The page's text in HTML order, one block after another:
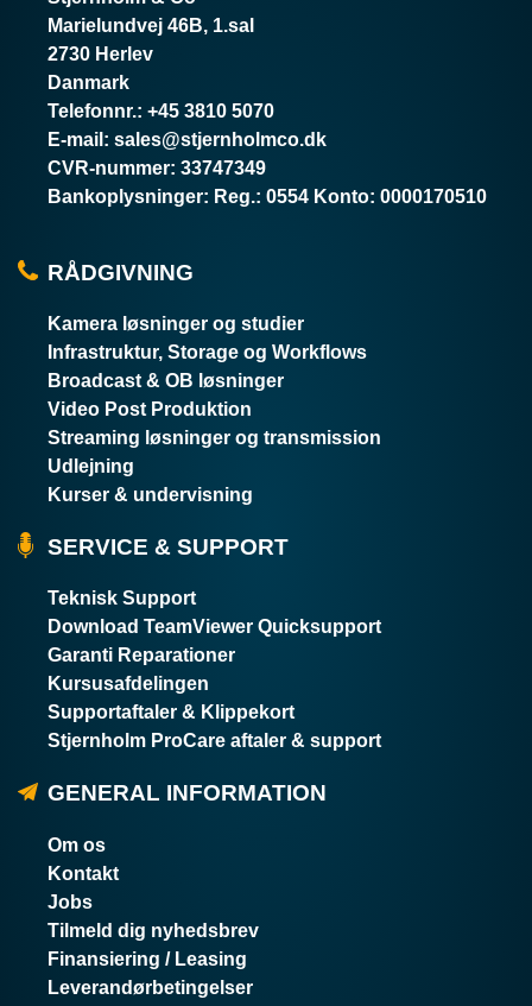
Marielundvej 46B, 1.sal
2730 Herlev
Danmark
Telefonnr.: +45 3810 5070
E-mail : sales@stjernholmco.dk
CVR-nummer: 33747349
Bankoplysninger: Reg.: 0554 Konto: 0000170510
RÅDGIVNING
Kamera løsninger og studier
Infrastruktur, Storage og Workflows
Broadcast & OB løsninger
Video Post Produktion
Streaming løsninger og transmission
Udlejning
Kurser & undervisning
SERVICE & SUPPORT
Teknisk Support
Download TeamViewer Quicksupport
Garanti Reparationer
Kursusafdelingen
Supportaftaler & Klippekort
Stjernholm ProCare aftaler & support
GENERAL INFORMATION
Om os
Kontakt
Jobs
Tilmeld dig nyhedsbrev
Finansiering / Leasing
Leverandørbetingelser